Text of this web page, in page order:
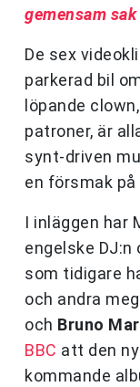
gemensam sak
De sex
parkerad bil
löpande
patroner, är
synt-driven
en försmak
I inläggen har
engelske DJ:n
som tidigare
och andra
och Bruno
BBC att den
kommande